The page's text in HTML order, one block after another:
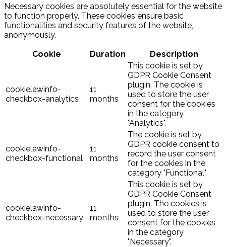
Necessary cookies are absolutely essential for the website
to function properly. These cookies ensure basic
functionalities and security features of the website,
anonymously.
Cookie
Duration Description
cookielawinfo-
checkbox-analytics
11
months
This cookie is set by
GDPR Cookie Consent
plugin. The cookie is
used to store the user
consent for the cookies
in the category
"Analytics".
cookielawinfo-
checkbox-functional
11
months
The cookie is set by
GDPR cookie consent to
record the user consent
for the cookies in the
category "Functional".
cookielawinfo-
checkbox-necessary
11
months
This cookie is set by
GDPR Cookie Consent
plugin. The cookies is
used to store the user
consent for the cookies
in the category
"Necessary".